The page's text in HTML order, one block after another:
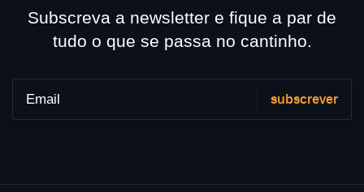
Subscreva a newsletter e fique a par de
tudo o que se passa no cantinho.